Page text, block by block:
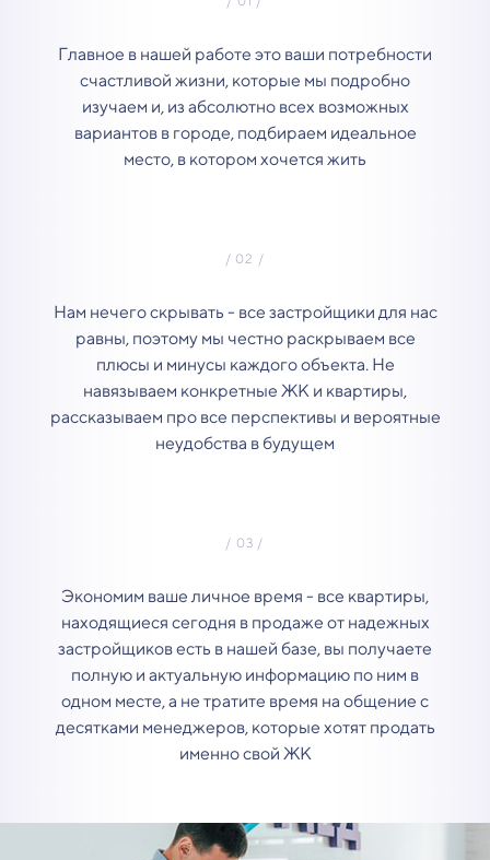
Главное в нашей работе это ваши потребности
счастливой жизни, которые мы подробно
изучаем и, из абсолютно всех возможных
вариантов в городе, подбираем идеальное
место, в котором хочется жить
Нам нечего скрывать - все застройщики для нас
равны, поэтому мы честно раскрываем все
плюсы и минусы каждого объекта. Не
навязываем конкретные ЖК и квартиры,
рассказываем про все перспективы и вероятные
неудобства в будущем
Экономим ваше личное время - все квартиры,
находящиеся сегодня в продаже от надежных
застройщиков есть в нашей базе, вы получаете
полную и актуальную информацию по ним в
одном месте, а не тратите время на общение с
десятками менеджеров, которые хотят продать
именно свой ЖК